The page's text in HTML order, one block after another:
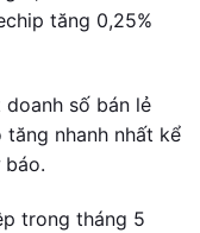
tăng 0,25%
số bán lẻ
nhanh nhất kể
trong tháng 5